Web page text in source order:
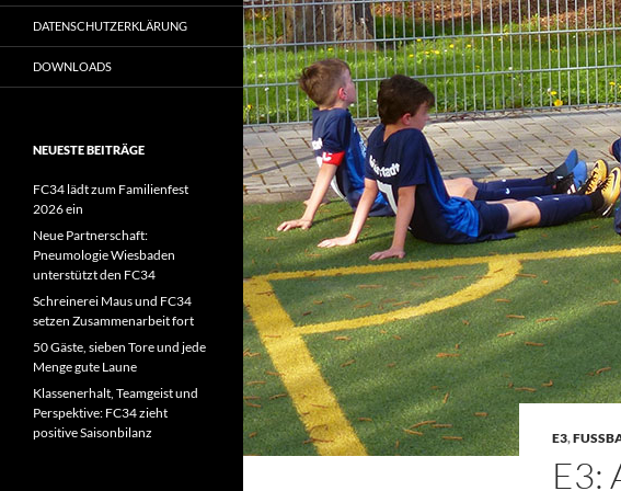
E3,
E3:
DATENSCHUTZERKLÄRUNG
DOWNLOADS
NEUESTE BEITRÄGE
FC34 lädt zum Familienfest
2026 ein
Neue Partnerschaft:
Pneumologie Wiesbaden
unterstützt den FC34
Schreinerei Maus und FC34
setzen Zusammenarbeit fort
50 Gäste, sieben Tore und jede
Menge gute Laune
Klassenerhalt, Teamgeist und
Perspektive: FC34 zieht
positive Saisonbilanz